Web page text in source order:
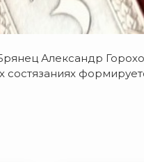
Александр